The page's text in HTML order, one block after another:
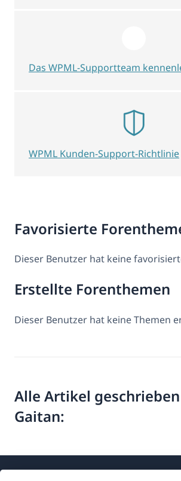
Favorisierte
Dieser Benutzer hat keine
Erstellte Forenthemen
Dieser Benutzer hat keine Themen
Alle Artikel
Gaitan:
Das WPML-Supportteam
WPML Kunden-Support-Richtlinie